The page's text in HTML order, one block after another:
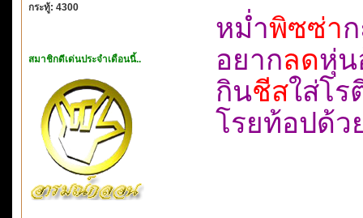
กระทู้: 4300
สมาชิกดีเด่นประจำเดือนนี้..
หม่ำพิซซ่า
อยากลดหุ่
กินชีสใส่โ
โรยท้อปด้